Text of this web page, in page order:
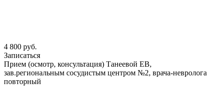
4 800 руб.
Записаться
Прием (осмотр, консультация) Танеевой ЕВ,
зав.региональным сосудистым центром №2, врача-невролога
повторный